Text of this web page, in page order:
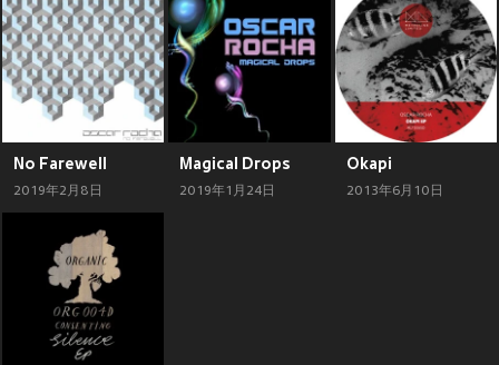
No Farewell
2019年2月8日
Magical Drops
2019年1月24日
Okapi
2013年6月10日